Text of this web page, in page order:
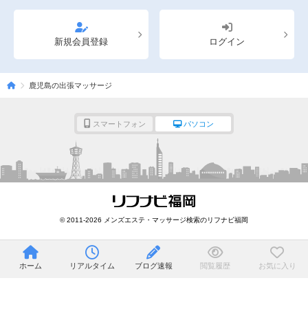
新規会員登録 ログイン
鹿児島の出張マッサージ
スマートフォン パソコン
© 2011-2026 メンズエステ・マッサージ検索のリフナビ福岡
ホーム リアルタイム ブログ速報 閲覧履歴 お気に入り